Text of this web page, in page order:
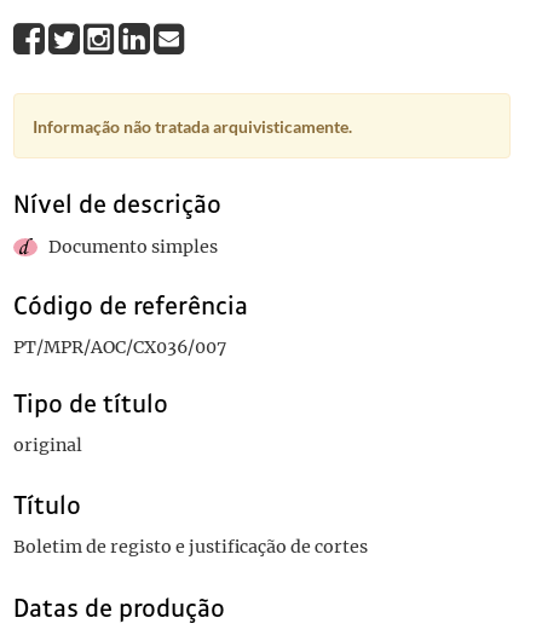
Informação não tratada arquivisticamente.
Nível de descrição
Documento simples
Código de referência
PT/MPR/AOC/CX036/007
Tipo de título
original
Título
Boletim de registo e justificação de cortes
Datas de produção